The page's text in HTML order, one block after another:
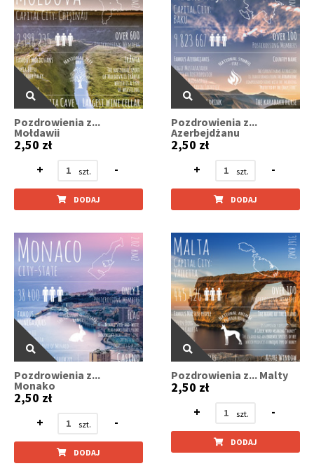
Pozdrowienia z...
Mołdawii
2,50 zł
+
-
DODAJ
Pozdrowienia z...
Azerbejdżanu
2,50 zł
+
-
DODAJ
Pozdrowienia z...
Monako
2,50 zł
+
-
DODAJ
Pozdrowienia z... Malty
2,50 zł
+
-
DODAJ